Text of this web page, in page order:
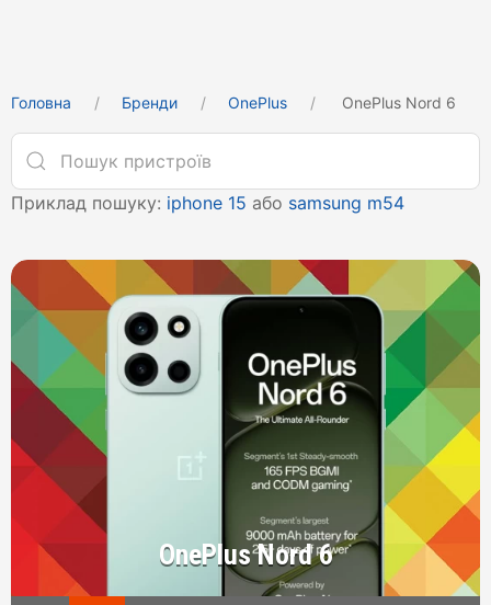
Головна Бренди OnePlus OnePlus Nord 6
Приклад пошуку: iphone 15 або samsung m54
OnePlus Nord 6